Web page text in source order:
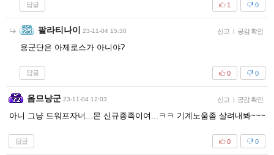
답글 0
1
팔라티나이 23-11-04 15:30 신고 | 공감 확인
용군단은 아제로스가 아니야?
답글 0
0
옴므냥군 23-11-04 12:03 신고 | 공감 확인
아니 그냥 드워프자너...몬 신규종족이여...ㅋㅋ 기계노움좀 살려내봐~~~
답글 0
0